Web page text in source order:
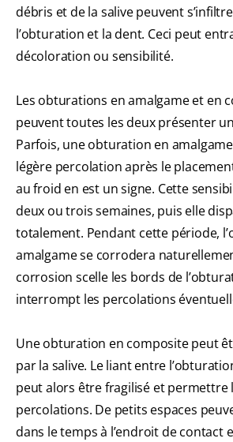
débris et de la salive peuvent
l’obturation et la dent. Ceci peut
décoloration ou sensibilité.
Les obturations en amalgame et en
peuvent toutes les deux présenter
Parfois, une obturation en
légère percolation après le
au froid en est un signe. Cette
deux ou trois semaines, puis elle
totalement. Pendant cette période,
amalgame se corrodera
corrosion scelle les bords de
interrompt les percolations
Une obturation en composite peut
par la salive. Le liant entre
peut alors être fragilisé et permettre
percolations. De petits espaces
dans le temps à l’endroit de contact